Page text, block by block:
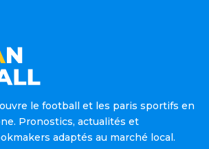
le football et les paris sportifs en
Pronostics, actualités et
adaptés au marché local.